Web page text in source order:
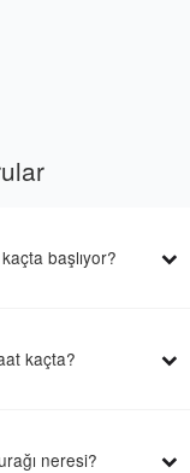
başlıyor?
kaçta?
neresi?